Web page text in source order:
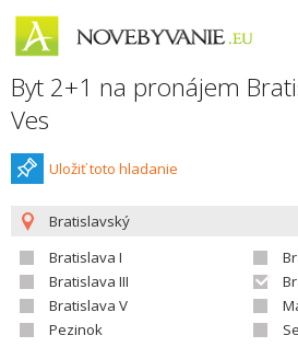
Byt 2+1 na pronájem
Ves
Uložiť toto hladanie
Bratislavský
Bratislava I
Bratislava III
Bratislava V
Pezinok